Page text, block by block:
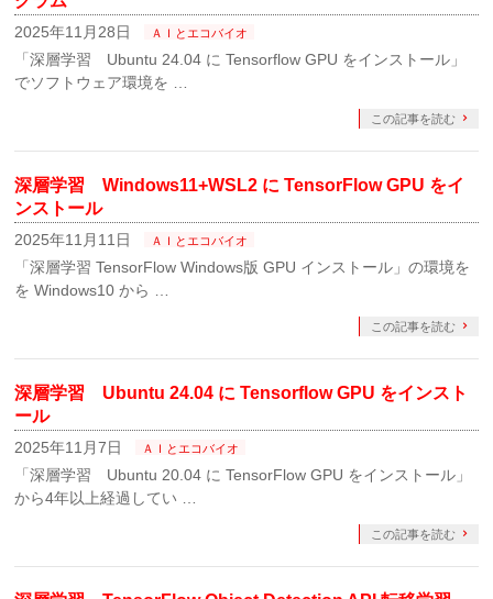
2025年11月28日 ＡＩとエコバイオ
「深層学習 Ubuntu 24.04 に Tensorflow GPU をインストール」
でソフトウェア環境を …
この記事を読む
深層学習 Windows11+WSL2 に TensorFlow GPU をイ
ンストール
2025年11月11日 ＡＩとエコバイオ
「深層学習 TensorFlow Windows版 GPU インストール」の環境を
を Windows10 から …
この記事を読む
深層学習 Ubuntu 24.04 に Tensorflow GPU をインスト
ール
2025年11月7日 ＡＩとエコバイオ
「深層学習 Ubuntu 20.04 に TensorFlow GPU をインストール」
から4年以上経過してい …
この記事を読む